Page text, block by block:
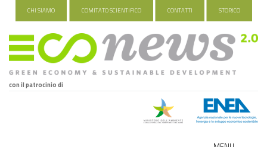
CHI SIAMO COMITATO SCIENTIFICO CONTATTI STORICO
con il patrocinio di